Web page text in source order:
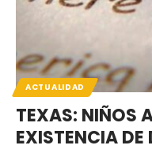
ACTUALIDAD
TEXAS: NIÑOS
EXISTENCIA